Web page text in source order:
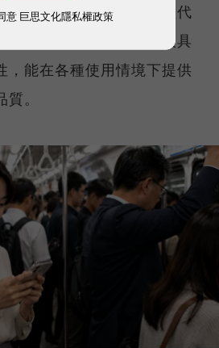
下這兩項全台第一，不僅代
，更證明其網路基礎建設具
，能在各種使用情境下提供
。
意 巨思文化隱私權政策